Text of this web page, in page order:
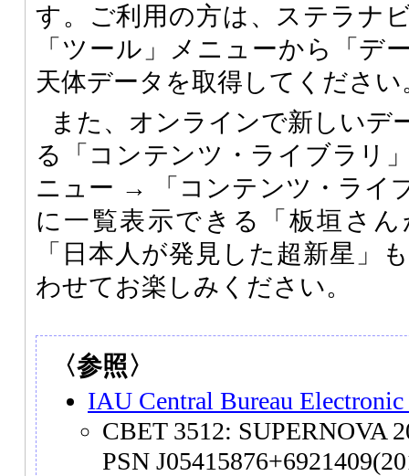
す。ご利用の方は、ステラナ
「ツール」メニューから「デ
天体データを取得してください
また、オンラインで新しいデ
る「コンテンツ・ライブラリ
ニュー → 「コンテンツ・ライ
に一覧表示できる「板垣さ
「日本人が発見した超新星」
わせてお楽しみください。
〈参照〉
IAU Central Bureau Electronic
CBET 3512: SUPERNOVA
PSN